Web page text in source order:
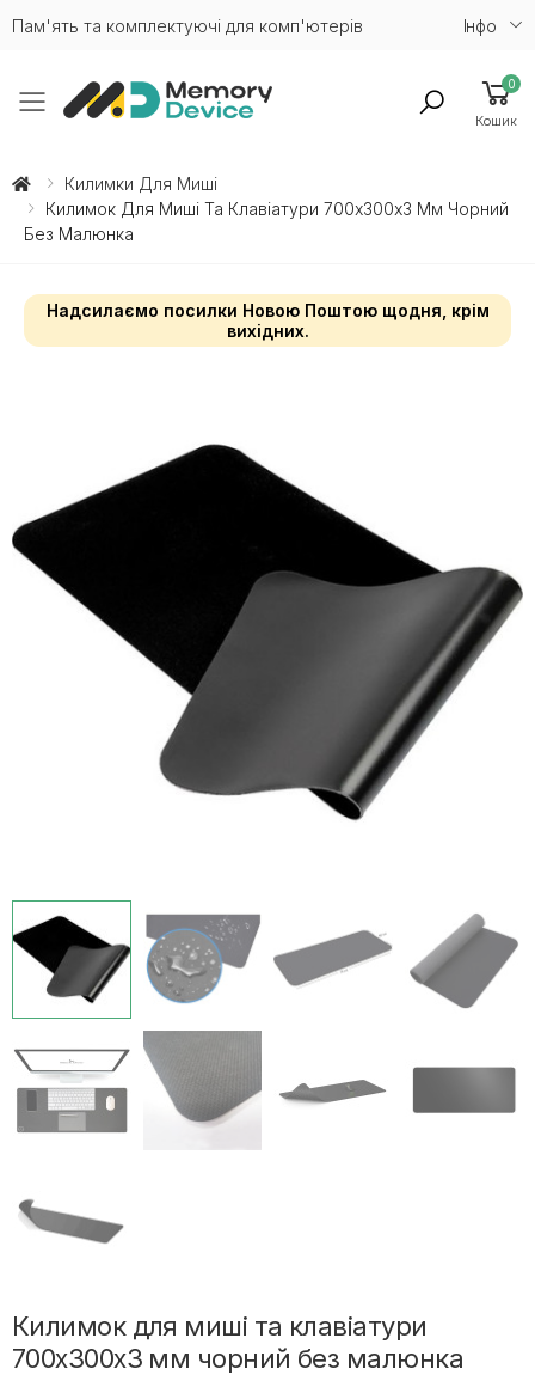
Пам'ять та комплектуючі для комп'ютерів Iнфо
Toggle mobile menu
0
Кошик
Килимки Для Миші
Килимок Для Миші Та Клавіатури 700х300х3 Мм Чорний
Без Малюнка
Надсилаємо посилки Новою Поштою щодня, крім
вихідних.
Килимок для миші та клавіатури
700х300х3 мм чорний без малюнка